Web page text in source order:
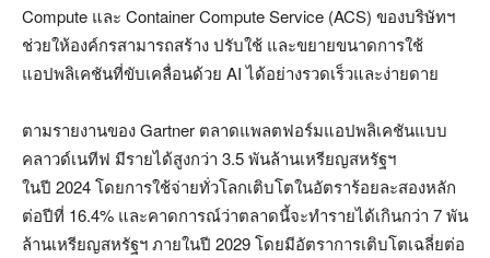
Compute และ Container Compute Service (ACS) ของบริษัทฯ
ช่วยให้องค์กรสามารถสร้าง ปรับใช้ และขยายขนาดการใช้
แอปพลิเคชันที่ขับเคลื่อนด้วย AIได้อย่างรวดเร็วและง่ายดาย
ตามรายงานของGartner ตลาดแพลตฟอร์มแอปพลิเคชันแบบ
คลาวด์เนทีฟ มีรายได้สูงกว่า 3.5พันล้านเหรียญสหรัฐฯ
ในปี 2024โดยการใช้จ่ายทั่วโลกเติบโตในอัตราร้อยละสองหลัก
ต่อปีที่ 16.4% และคาดการณ์ว่าตลาดนี้จะทำรายได้เกินกว่า 7พัน
ล้านเหรียญสหรัฐฯ ภายในปี 2029โดยมีอัตราการเติบโตเฉลี่ยต่อ